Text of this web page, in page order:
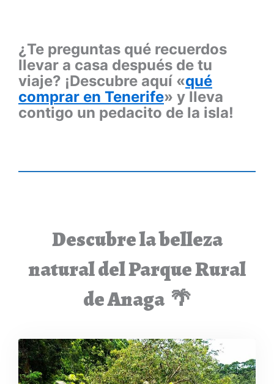
¿Te preguntas qué recuerdos
llevar a casa después de tu
viaje? ¡Descubre aquí «qué
comprar en Tenerife» y lleva
contigo un pedacito de la isla!
Descubre la belleza
natural del Parque Rural
de Anaga 🌴